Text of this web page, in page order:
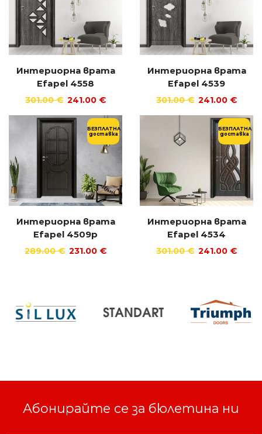
Интериорна врата
Efapel 4558
301.00€ 241.00 €
Интериорна врата
Efapel 4539
301.00€ 241.00 €
БЕЗПЛАТНА
доставка
Интериорна врата
Efapel 4509p
289.00€ 231.00 €
БЕЗПЛАТНА
доставка
Интериорна врата
Efapel 4534
301.00€ 241.00 €
Абонирайте се за бюлетина ни